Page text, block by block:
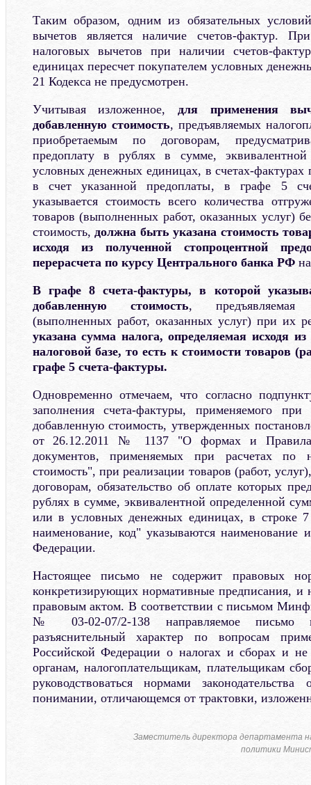
Таким образом, одним из обязательных
вычетов является наличие счетов-фактур.
налоговых вычетов при наличии счетов-
единицах пересчет покупателем условных
21 Кодекса не предусмотрен.
Учитывая изложенное, для применения
добавленную стоимость, предъявляемых
приобретаемым по договорам,
предоплату в рублях в сумме,
условных денежных единицах, в счетах-
в счет указанной предоплаты, в графе 5
указывается стоимость всего количества
товаров (выполненных работ, оказанных услуг)
стоимость, должна быть указана стоимость
исходя из полученной стопроцентной
перерасчета по курсу Центрального банка РФ
В графе 8 счета-фактуры, в которой
добавленную стоимость, предъявляемая
(выполненных работ, оказанных услуг) при их
указана сумма налога, определяемая исходя
налоговой базе, то есть к стоимости товаров
графе 5 счета-фактуры.
Одновременно отмечаем, что согласно
заполнения счета-фактуры, применяемого
добавленную стоимость, утвержденных
от 26.12.2011 № 1137 "О формах и Правилах
документов, применяемых при расчетах по
стоимость", при реализации товаров (работ,
договорам, обязательство об оплате которых
рублях в сумме, эквивалентной определенной
или в условных денежных единицах, в строке
наименование, код" указываются наименование
Федерации.
Настоящее письмо не содержит правовых
конкретизирующих нормативные предписания, и
правовым актом. В соответствии с письмом
№ 03-02-07/2-138 направляемое письмо
разъяснительный характер по вопросам
Российской Федерации о налогах и сборах и не
органам, налогоплательщикам, плательщикам
руководствоваться нормами
понимании, отличающемся от трактовки,
Заместитель директора департамента
политики